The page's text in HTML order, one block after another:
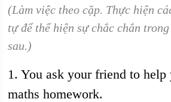
(Làm việc theo cặp. Thực hiện
tự để thể hiện sự chắc chắn
sau.)
1. You ask your friend to
maths homework.